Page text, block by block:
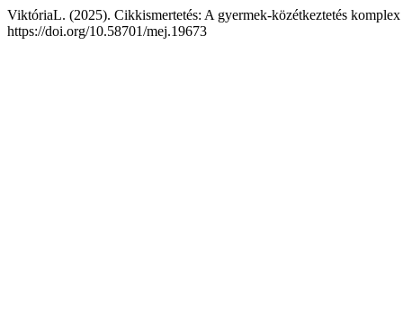
ViktóriaL. (2025). Cikkismertetés: A gyermek-közétkeztetés
https://doi.org/10.58701/mej.19673